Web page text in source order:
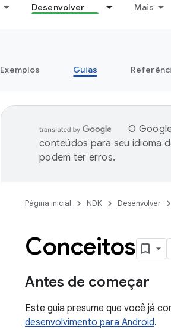
Desenvolver Mais
Exemplos Guias
O
conteúdos para seu idioma
podem ter erros.
Página inicial NDK Desenvolver
Conceitos
Antes de começar
Este guia presume que você já
desenvolvimento para Android.